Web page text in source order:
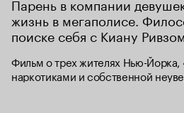
жизнь в мегаполисе.
поиске себя с Киану
Фильм о трех жителях Нью-
наркотиками и собственной